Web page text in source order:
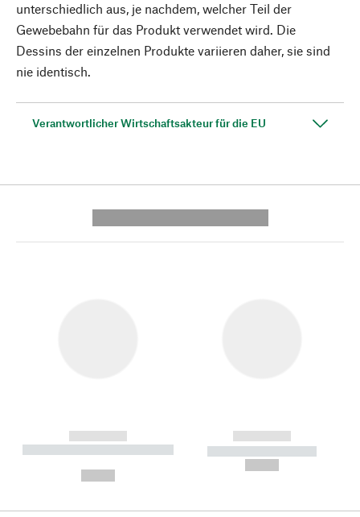
unterschiedlich aus, je nachdem, welcher Teil der
Gewebebahn für das Produkt verwendet wird. Die
Dessins der einzelnen Produkte variieren daher, sie sind
nie identisch.
Verantwortlicher Wirtschaftsakteur für die EU
------------
----------- ----------- --------
------------
----------- -----------